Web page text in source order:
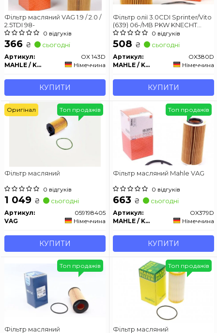
Фільтр масляний VAG 1.9 / 2.0 /
2.5TDI 98-
0 відгуків
366 ₴ сьогодні
Артикул:
OX 143D
MAHLE / KNECHT
Німеччина
КУПИТИ
Фільтр олії 3.0CDI Sprinter/Vito
(639) 06-/MB PKW KNECHT
OX380D
0 відгуків
508 ₴ сьогодні
Артикул:
OX380D
MAHLE / KNECHT
Німеччина
КУПИТИ
Фільтр масляний
0 відгуків
1 049 ₴ сьогодні
Артикул:
059198405
VAG
Німеччина
КУПИТИ
Топ продажів
Оригінал
Фільтр масляний Mahle VAG
0 відгуків
663 ₴ сьогодні
Артикул:
OX379D
MAHLE / KNECHT
Німеччина
КУПИТИ
Топ продажів
Фільтр масляний
Топ продажів
Фільтр масляний
Топ продажів